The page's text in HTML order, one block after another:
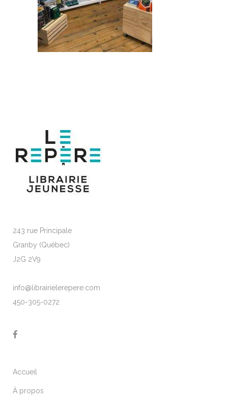
243 rue Principale
Granby (Québec)
J2G 2V9
info@librairielerepere.com
450-305-0272
Accueil
À propos